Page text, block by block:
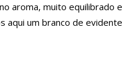
aroma, muito equilibrado e
aqui um branco de evidente